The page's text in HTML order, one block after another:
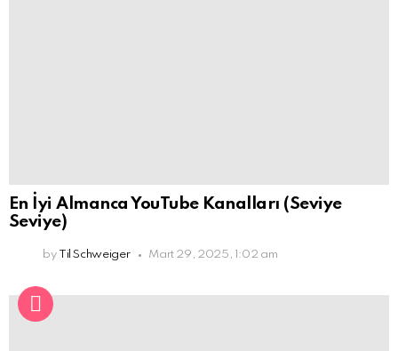
En İyi Almanca YouTube Kanalları (Seviye
Seviye)
by Til Schweiger Mart 29, 2025, 1:02 am